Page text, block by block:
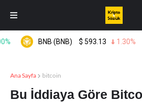
BNB (BNB) $ 593.13 1.30%
Ana Sayfa bitcoin
Bu İddiaya Göre